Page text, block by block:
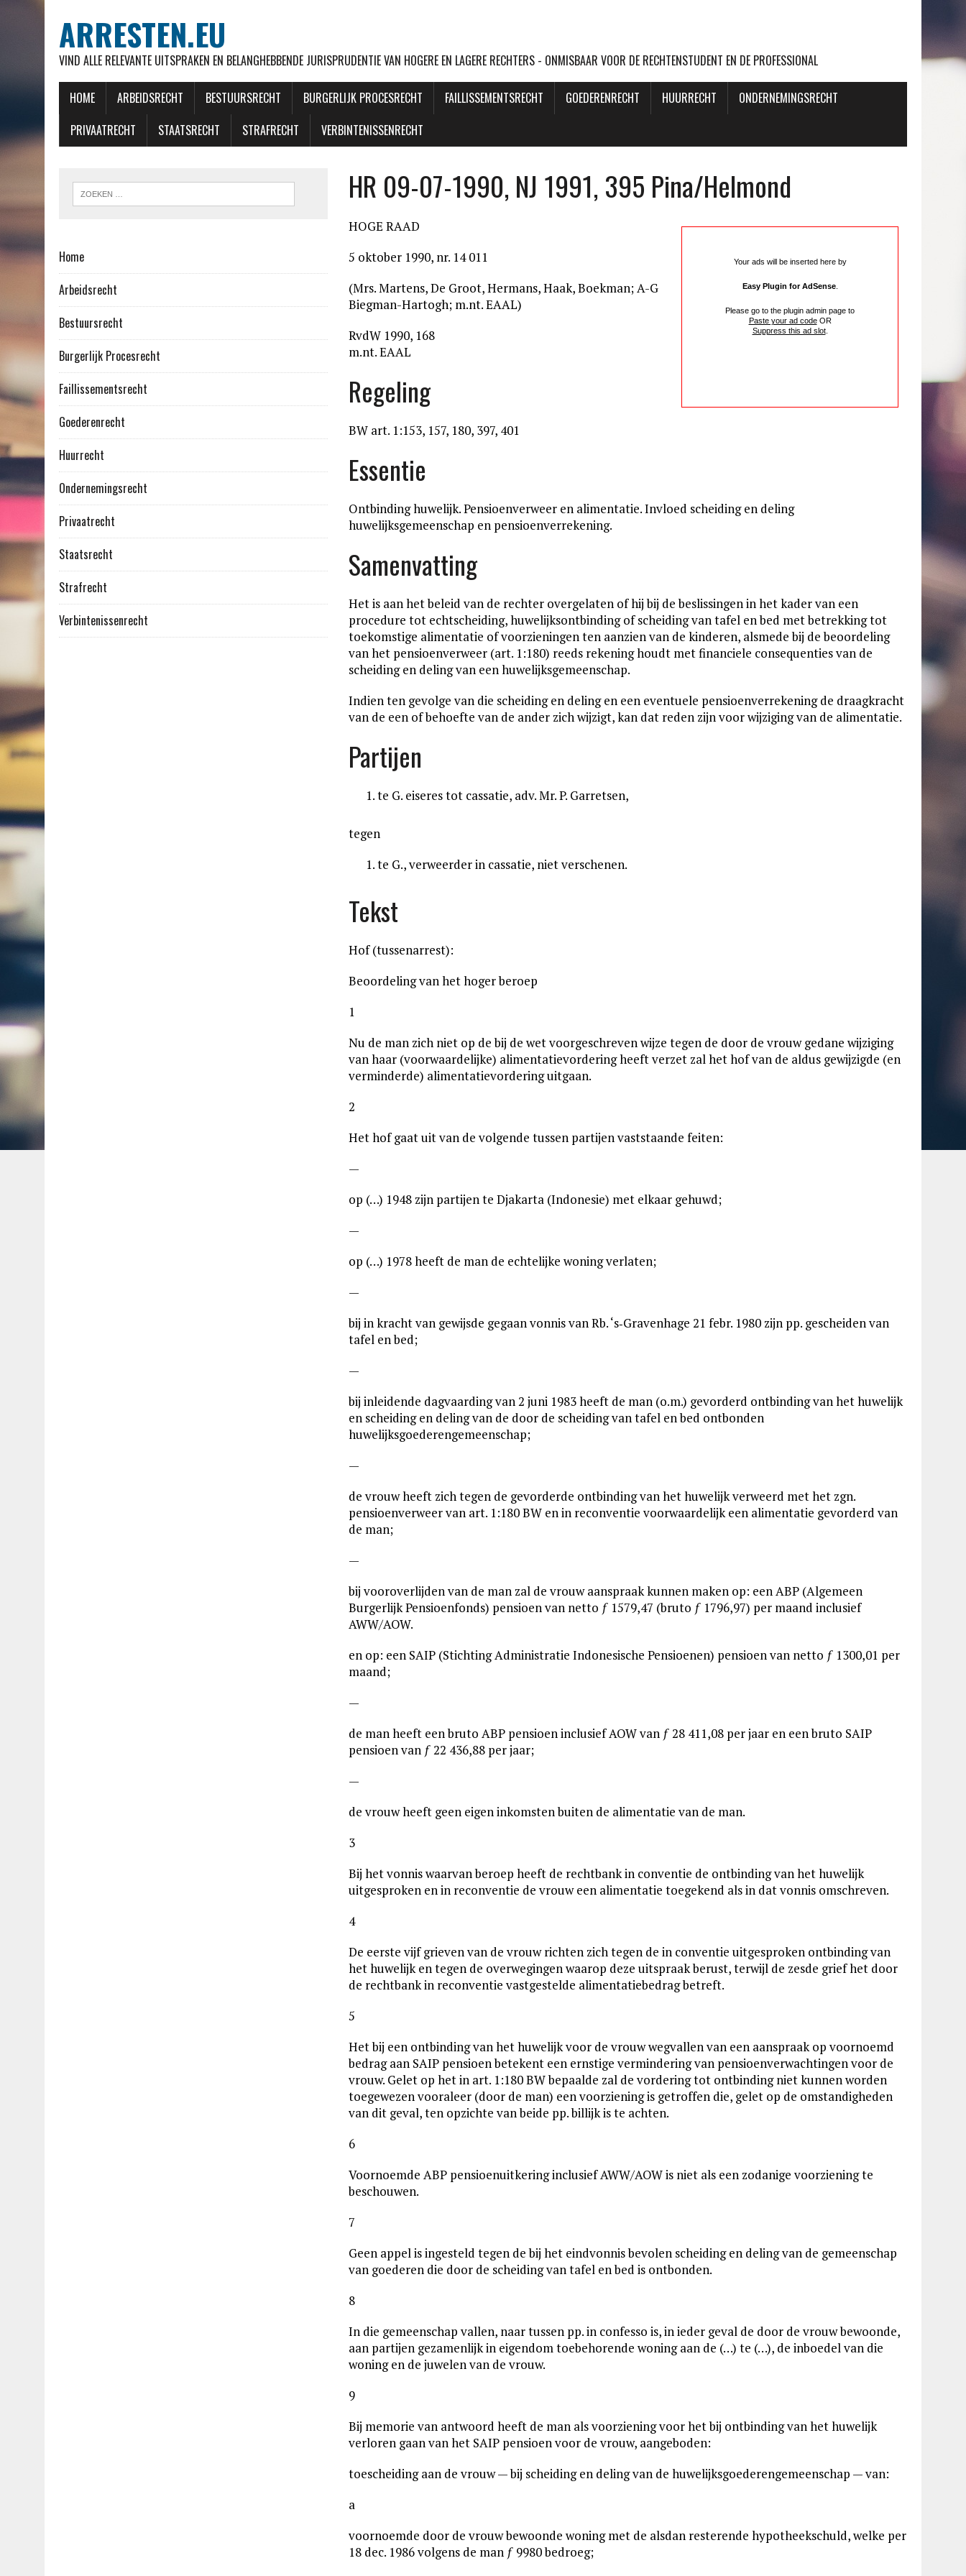
ARRESTEN.EU
VIND ALLE RELEVANTE UITSPRAKEN EN BELANGHEBBENDE JURISPRUDENTIE VAN HOGERE EN LAGERE RECHTERS - ONMISBAAR VOOR DE RECHTENSTUDENT EN DE PROFESSIONAL
HOME ARBEIDSRECHT BESTUURSRECHT BURGERLIJK PROCESRECHT FAILLISSEMENTSRECHT GOEDERENRECHT HUURRECHT
ONDERNEMINGSRECHT
PRIVAATRECHT
STAATSRECHT STRAFRECHT VERBINTENISSENRECHT
HR 09-07-1990, NJ 1991, 395 Pina/Helmond
Your ads will be inserted here by
Easy Plugin for AdSense.
Please go to the plugin admin page to
Paste your ad codeOR
Suppress this ad slot.
HOGE RAAD
5 oktober 1990, nr. 14 011
(Mrs. Martens, De Groot, Hermans, Haak, Boekman; A-G
Biegman-Hartogh; m.nt. EAAL)
RvdW 1990, 168
m.nt. EAAL
Regeling
BW art. 1:153, 157, 180, 397, 401
Essentie
Ontbinding huwelijk. Pensioenverweer en alimentatie. Invloed scheiding en deling
huwelijksgemeenschap en pensioenverrekening.
Samenvatting
Het is aan het beleid van de rechter overgelaten of hij bij de beslissingen in het kader van een
procedure tot echtscheiding, huwelijksontbinding of scheiding van tafel en bed met betrekking tot
toekomstige alimentatie of voorzieningen ten aanzien van de kinderen, alsmede bij de beoordeling
van het pensioenverweer (art. 1:180) reeds rekening houdt met financiele consequenties van de
scheiding en deling van een huwelijksgemeenschap.
Indien ten gevolge van die scheiding en deling en een eventuele pensioenverrekening de draagkracht
van de een of behoefte van de ander zich wijzigt, kan dat reden zijn voor wijziging van de alimentatie.
Partijen
te G. eiseres tot cassatie, adv. Mr. P. Garretsen,
tegen
te G., verweerder in cassatie, niet verschenen.
Tekst
Hof (tussenarrest):
Beoordeling van het hoger beroep
1
Nu de man zich niet op de bij de wet voorgeschreven wijze tegen de door de vrouw gedane wijziging
van haar (voorwaardelijke) alimentatievordering heeft verzet zal het hof van de aldus gewijzigde (en
verminderde) alimentatievordering uitgaan.
2
Het hof gaat uit van de volgende tussen partijen vaststaande feiten:
—
op (…) 1948 zijn partijen te Djakarta (Indonesie) met elkaar gehuwd;
—
op (…) 1978 heeft de man de echtelijke woning verlaten;
—
bij in kracht van gewijsde gegaan vonnis van Rb. ‘s‑Gravenhage 21 febr. 1980 zijn pp. gescheiden van
tafel en bed;
—
bij inleidende dagvaarding van 2 juni 1983 heeft de man (o.m.) gevorderd ontbinding van het huwelijk
en scheiding en deling van de door de scheiding van tafel en bed ontbonden
huwelijksgoederengemeenschap;
—
de vrouw heeft zich tegen de gevorderde ontbinding van het huwelijk verweerd met het zgn.
pensioenverweer van art. 1:180 BW en in reconventie voorwaardelijk een alimentatie gevorderd van
de man;
—
bij vooroverlijden van de man zal de vrouw aanspraak kunnen maken op: een ABP (Algemeen
Burgerlijk Pensioenfonds) pensioen van netto ƒ 1579,47 (bruto ƒ 1796,97) per maand inclusief
AWW/AOW.
en op: een SAIP (Stichting Administratie Indonesische Pensioenen) pensioen van netto ƒ 1300,01 per
maand;
—
de man heeft een bruto ABP pensioen inclusief AOW van ƒ 28 411,08 per jaar en een bruto SAIP
pensioen van ƒ 22 436,88 per jaar;
—
de vrouw heeft geen eigen inkomsten buiten de alimentatie van de man.
3
Bij het vonnis waarvan beroep heeft de rechtbank in conventie de ontbinding van het huwelijk
uitgesproken en in reconventie de vrouw een alimentatie toegekend als in dat vonnis omschreven.
4
De eerste vijf grieven van de vrouw richten zich tegen de in conventie uitgesproken ontbinding van
het huwelijk en tegen de overwegingen waarop deze uitspraak berust, terwijl de zesde grief het door
de rechtbank in reconventie vastgestelde alimentatiebedrag betreft.
5
Het bij een ontbinding van het huwelijk voor de vrouw wegvallen van een aanspraak op voornoemd
bedrag aan SAIP pensioen betekent een ernstige vermindering van pensioenverwachtingen voor de
vrouw. Gelet op het in art. 1:180 BW bepaalde zal de vordering tot ontbinding niet kunnen worden
toegewezen vooraleer (door de man) een voorziening is getroffen die, gelet op de omstandigheden
van dit geval, ten opzichte van beide pp. billijk is te achten.
6
Voornoemde ABP pensioenuitkering inclusief AWW/AOW is niet als een zodanige voorziening te
beschouwen.
7
Geen appel is ingesteld tegen de bij het eindvonnis bevolen scheiding en deling van de gemeenschap
van goederen die door de scheiding van tafel en bed is ontbonden.
8
In die gemeenschap vallen, naar tussen pp. in confesso is, in ieder geval de door de vrouw bewoonde,
aan partijen gezamenlijk in eigendom toebehorende woning aan de (…) te (…), de inboedel van die
woning en de juwelen van de vrouw.
9
Bij memorie van antwoord heeft de man als voorziening voor het bij ontbinding van het huwelijk
verloren gaan van het SAIP pensioen voor de vrouw, aangeboden:
toescheiding aan de vrouw — bij scheiding en deling van de huwelijksgoederengemeenschap — van:
a
voornoemde door de vrouw bewoonde woning met de alsdan resterende hypotheekschuld, welke per
18 dec. 1986 volgens de man ƒ 9980 bedroeg;
Home
Arbeidsrecht
Bestuursrecht
Burgerlijk Procesrecht
Faillissementsrecht
Goederenrecht
Huurrecht
Ondernemingsrecht
Privaatrecht
Staatsrecht
Strafrecht
Verbintenissenrecht